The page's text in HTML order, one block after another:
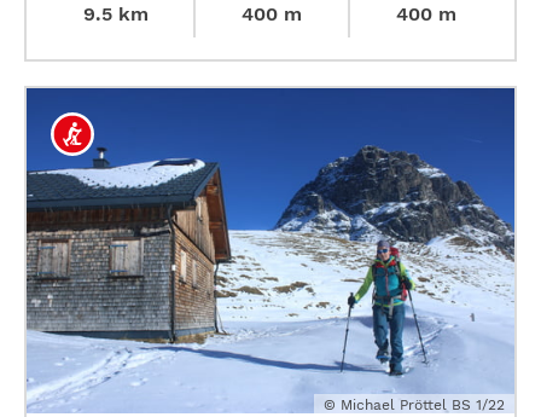
9.5 km
400 m
400 m
© Michael Pröttel BS 1/22